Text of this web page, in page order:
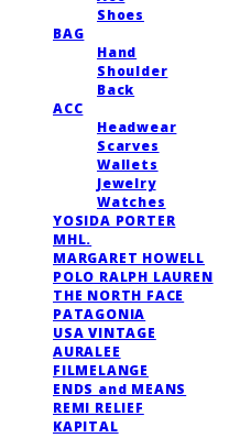
Shoes
BAG
Hand
Shoulder
Back
ACC
Headwear
Scarves
Wallets
Jewelry
Watches
YOSIDA PORTER
MHL.
MARGARET HOWELL
POLO RALPH LAUREN
THE NORTH FACE
PATAGONIA
USA VINTAGE
AURALEE
FILMELANGE
ENDS and MEANS
REMI RELIEF
KAPITAL